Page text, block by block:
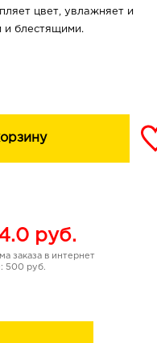
цвет, увлажняет и
и блестящими.
руб.
заказа в интернет
500 руб.